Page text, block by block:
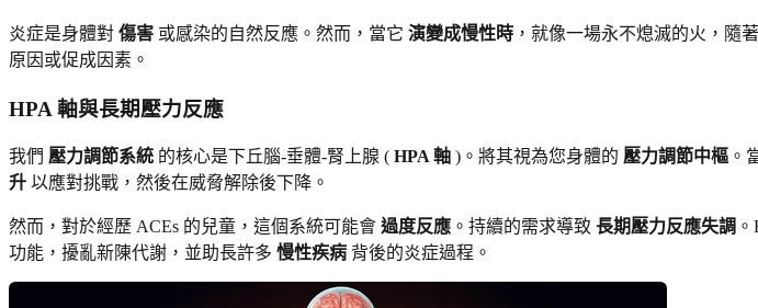
炎症是身體對 傷害 或感染的自然反應。然而，當它 演變成慢性時 ，就像一場永不熄滅的火，隨
原因或促成因素。
HPA 軸與長期壓力反應
我們 壓力調節系統 的核心是下丘腦-垂體-腎上腺 ( HPA 軸 )。將其視為您身體的 壓力調節中樞 。
升 以應對挑戰，然後在威脅解除後下降。
然而，對於經歷 ACEs 的兒童，這個系統可能會 過度反應 。持續的需求導致 長期壓力反應失調
功能，擾亂新陳代謝，並助長許多 慢性疾病 背後的炎症過程。